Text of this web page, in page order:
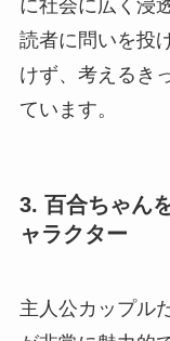
に社会に広く浸
読者に問いを投
けず、考えるき
ています。
3. 百合ちゃん
ャラクター
主人公カップル